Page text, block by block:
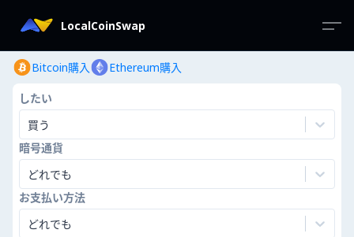
LocalCoinSwap
Bitcoin購入 Ethereum購入
したい
買う
暗号通貨
どれでも
お支払い方法
どれでも